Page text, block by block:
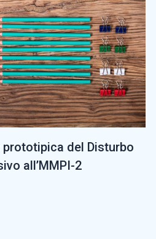
del Disturbo
all’MMPI-2